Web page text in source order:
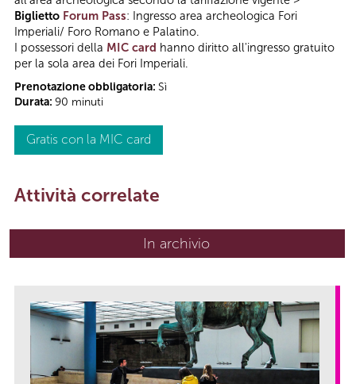
Biglietto Forum Pass: Ingresso area archeologica Fori
Imperiali/ Foro Romano e Palatino.
I possessori della MIC card hanno diritto all'ingresso gratuito
per la sola area dei Fori Imperiali.
Prenotazione obbligatoria: Sì
Durata: 90 minuti
Gratis con la MIC card
Attività correlate
In archivio